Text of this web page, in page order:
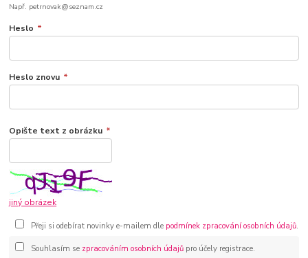
Např. petrnovak@seznam.cz
Heslo *
Heslo znovu *
Opište text z obrázku *
jiný obrázek
Přeji si odebírat novinky e-mailem dle podmínek zpracování osobních údajů.
Souhlasím se zpracováním osobních údajůpro účely registrace.